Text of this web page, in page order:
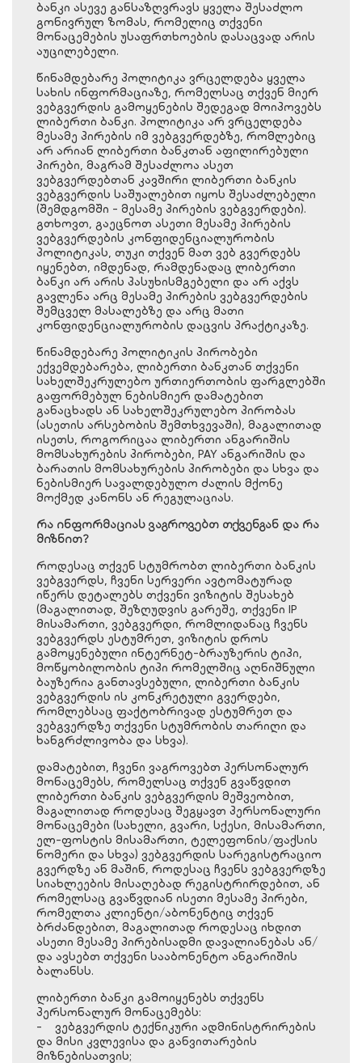
ბანკი ასევე განსაზღვრავს ყველა შესაძლო
გონივრულ ზომას, რომელიც თქვენი
მონაცემების უსაფრთხოების დასაცვად არის
აუცილებელი.
წინამდებარე პოლიტიკა ვრცელდება ყველა
სახის ინფორმაციაზე, რომელსაც თქვენ მიერ
ვებგვერდის გამოყენების შედეგად მოიპოვებს
ლიბერთი ბანკი. პოლიტიკა არ ვრცელდება
მესამე პირების იმ ვებგვერდებზე, რომლებიც
არ არიან ლიბერთი ბანკთან აფილირებული
პირები, მაგრამ შესაძლოა ასეთ
ვებგვერდებთან კავშირი ლიბერთი ბანკის
ვებგვერდის საშუალებით იყოს შესაძლებელი
(შემდგომში - მესამე პირების ვებგვერდები).
გთხოვთ, გაეცნოთ ასეთი მესამე პირების
ვებგვერდების კონფიდენციალურობის
პოლიტიკას, თუკი თქვენ მათ ვებ გვერდებს
იყენებთ, იმდენად, რამდენადაც ლიბერთი
ბანკი არ არის პასუხისმგებელი და არ აქვს
გავლენა არც მესამე პირების ვებგვერდების
შემცველ მასალებზე და არც მათი
კონფიდენციალურობის დაცვის პრაქტიკაზე.
წინამდებარე პოლიტიკის პირობები
ექვემდებარება, ლიბერთი ბანკთან თქვენი
სახელშეკრულებო ურთიერთობის ფარგლებში
გაფორმებულ ნებისმიერ დამატებით
განაცხადს ან სახელშეკრულებო პირობას
(ასეთის არსებობის შემთხვევაში), მაგალითად
ისეთს, როგორიცაა ლიბერთი ანგარიშის
მომსახურების პირობები, PAY ანგარიშის და
ბარათის მომსახურების პირობები და სხვა და
ნებისმიერ სავალდებულო ძალის მქონე
მოქმედ კანონს ან რეგულაციას.
რა ინფორმაციას ვაგროვებთ თქვენგან და რა
მიზნით?
როდესაც თქვენ სტუმრობთ ლიბერთი ბანკის
ვებგვერდს, ჩვენი სერვერი ავტომატურად
იწერს დეტალებს თქვენი ვიზიტის შესახებ
(მაგალითად, შეზღუდვის გარეშე, თქვენი IP
მისამართი, ვებგვერდი, რომლიდანაც ჩვენს
ვებგვერდს ესტუმრეთ, ვიზიტის დროს
გამოყენებული ინტერნეტ-ბრაუზერის ტიპი,
მოწყობილობის ტიპი რომელშიც აღნიშნული
ბაუზერია განთავსებული, ლიბერთი ბანკის
ვებგვერდის ის კონკრეტული გვერდები,
რომლებსაც ფაქტობრივად ესტუმრეთ და
ვებგვერდზე თქვენი სტუმრობის თარიღი და
ხანგრძლივობა და სხვა).
დამატებით, ჩვენი ვაგროვებთ პერსონალურ
მონაცემებს, რომელსაც თქვენ გვაწვდით
ლიბერთი ბანკის ვებგვერდის მეშვეობით,
მაგალითად როდესაც შეგყავთ პერსონალური
მონაცემები (სახელი, გვარი, სქესი, მისამართი,
ელ-ფოსტის მისამართი, ტელეფონის/ფაქსის
ნომერი და სხვა) ვებგვერდის სარეგისტრაციო
გვერდზე ან მაშინ, როდესაც ჩვენს ვებგვერდზე
სიახლეების მისაღებად რეგისტრირდებით, ან
რომელსაც გვაწვდიან ისეთი მესამე პირები,
რომელთა კლიენტი/აბონენტიც თქვენ
ბრძანდებით, მაგალითად როდესაც იხდით
ასეთი მესამე პირებისადმი დავალიანებას ან/
და ავსებთ თქვენი სააბონენტო ანგარიშის
ბალანსს.
ლიბერთი ბანკი გამოიყენებს თქვენს
პერსონალურ მონაცემებს:
- ვებგვერდის ტექნიკური ადმინისტრირების
და მისი კვლევისა და განვითარების
მიზნებისათვის;